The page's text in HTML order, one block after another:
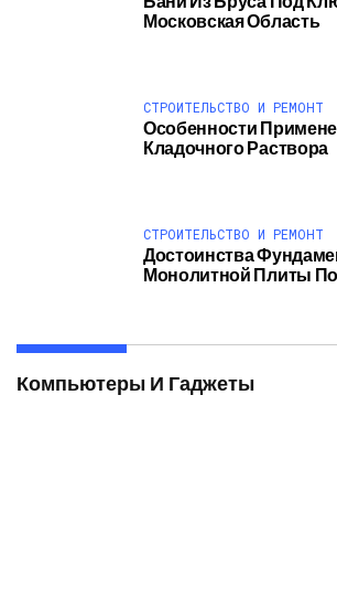
Московская Область
СТРОИТЕЛЬСТВО И РЕМОНТ
Особенности
Кладочного Раствора
СТРОИТЕЛЬСТВО И РЕМОНТ
Достоинства
Монолитной Плиты
Компьютеры И Гаджеты